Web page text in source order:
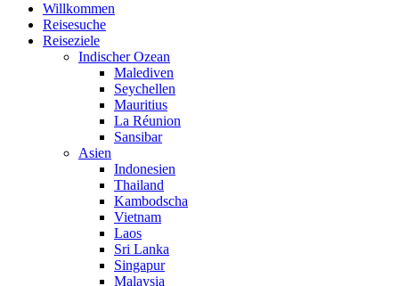
Willkommen
Reisesuche
Reiseziele
Indischer Ozean
Malediven
Seychellen
Mauritius
La Réunion
Sansibar
Asien
Indonesien
Thailand
Kambodscha
Vietnam
Laos
Sri Lanka
Singapur
Malaysia